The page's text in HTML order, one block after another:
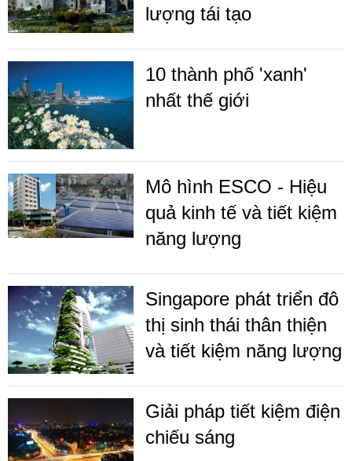
lượng tái tạo
10 thành phố 'xanh'
nhất thế giới
Mô hình ESCO - Hiệu
quả kinh tế và tiết kiệm
năng lượng
Singapore phát triển đô
thị sinh thái thân thiện
và tiết kiệm năng lượng
Giải pháp tiết kiệm điện
chiếu sáng